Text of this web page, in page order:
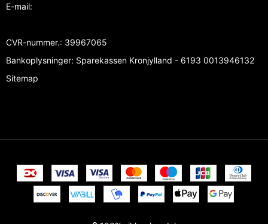
E-mail:
CVR-nummer.: 39967065
Bankoplysninger: Sparekassen Kronjylland - 6193 0013946132
Sitemap